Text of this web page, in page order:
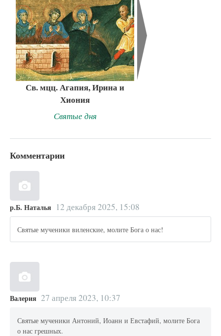
Св. мцц. Агапия, Ирина и
Хиония
Святые дня
Комментарии
р.Б. Наталья 12 декабря 2025, 15:08
Святые мученики виленские, молите Бога о нас!
Валерия 27 апреля 2023, 10:37
Святые мученики Антоний, Иоанн и Евстафий, молите Бога
о нас грешных.